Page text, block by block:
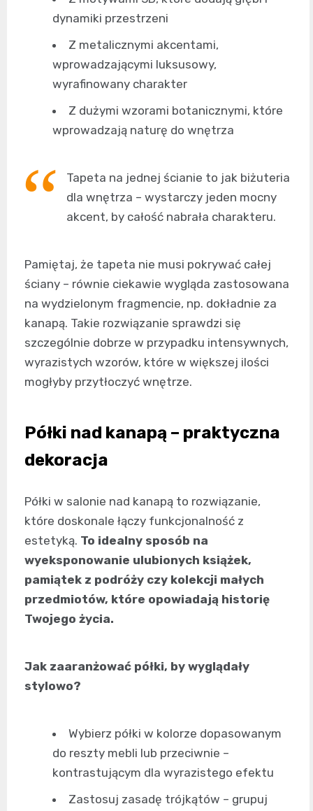
dynamiki przestrzeni
Z metalicznymi akcentami,
wprowadzającymi luksusowy,
wyrafinowany charakter
Z dużymi wzorami botanicznymi, które
wprowadzają naturę do wnętrza
Tapeta na jednej ścianie to jak biżuteria
dla wnętrza – wystarczy jeden mocny
akcent, by całość nabrała charakteru.
Pamiętaj, że tapeta nie musi pokrywać całej
ściany – równie ciekawie wygląda zastosowana
na wydzielonym fragmencie, np. dokładnie za
kanapą. Takie rozwiązanie sprawdzi się
szczególnie dobrze w przypadku intensywnych,
wyrazistych wzorów, które w większej ilości
mogłyby przytłoczyć wnętrze.
Półki nad kanapą – praktyczna
dekoracja
Półki w salonie nad kanapą to rozwiązanie,
które doskonale łączy funkcjonalność z
estetyką. To idealny sposób na
wyeksponowanie ulubionych książek,
pamiątek z podróży czy kolekcji małych
przedmiotów, które opowiadają historię
Twojego życia.
Jak zaaranżować półki, by wyglądały
stylowo?
Wybierz półki w kolorze dopasowanym
do reszty mebli lub przeciwnie –
kontrastującym dla wyrazistego efektu
Zastosuj zasadę trójkątów – grupuj